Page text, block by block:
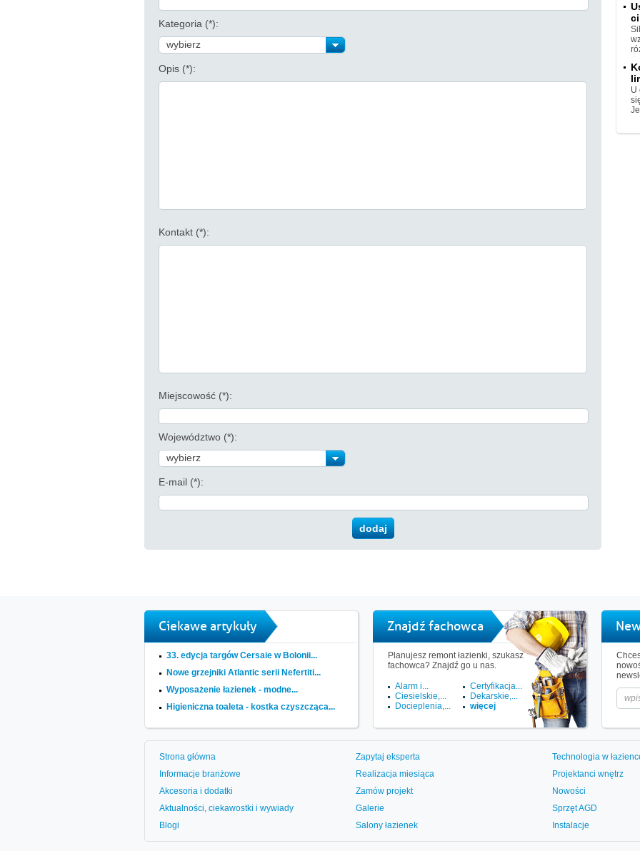
Kategoria (*):
wybierz
Opis (*):
Kontakt (*):
Miejscowość (*):
Województwo (*):
wybierz
E-mail (*):
U
Ciekawe artykuły
33. edycja targów Cersaie w Bolonii...
Nowe grzejniki Atlantic serii Nefertiti...
Wyposażenie łazienek - modne...
Higieniczna toaleta - kostka czyszcząca...
Znajdź fachowca
Planujesz remont łazienki, szukasz
fachowca? Znajdź go u nas.
Alarm i...
Certyfikacja...
Ciesielskie,...
Dekarskie,...
Docieplenia,...
więcej
Strona główna
Informacje branżowe
Akcesoria i dodatki
Aktualności, ciekawostki i wywiady
Blogi
Zapytaj eksperta
Realizacja miesiąca
Zamów projekt
Galerie
Salony łazienek
Technologia w
Projektanci wnętrz
Nowości
Sprzęt AGD
Instalacje